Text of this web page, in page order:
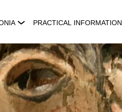
PRACTICAL INFORMATION